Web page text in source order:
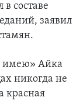
составе
заявил
имею» Айка
никогда не
красная